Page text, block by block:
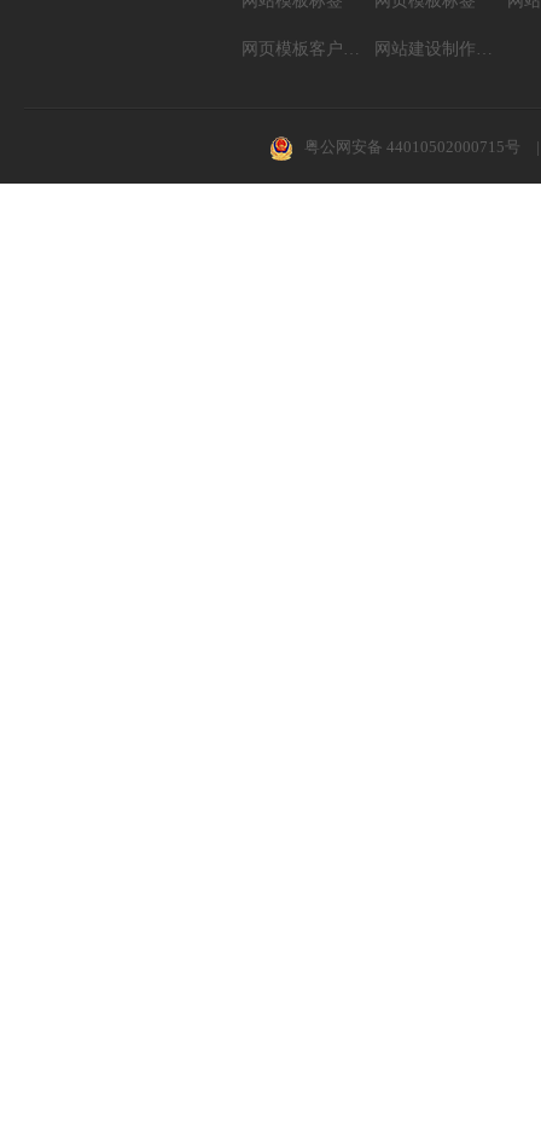
网页模板客户案例 网站建设制作知识
粤公网安备 44010502000715号 |